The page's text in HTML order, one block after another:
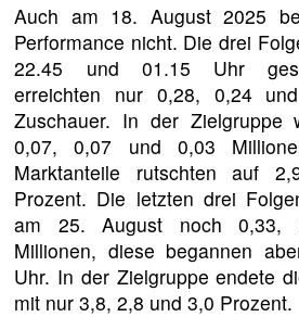
Auch am 18. August 2025
Performance nicht. Die drei
22.45 und 01.15 Uhr
erreichten nur 0,28, 0,24
Zuschauer. In der Zielgruppe
0,07, 0,07 und 0,03
Marktanteile rutschten auf
Prozent. Die letzten drei
am 25. August noch 0,33,
Millionen, diese begannen
Uhr. In der Zielgruppe endete
mit nur 3,8, 2,8 und 3,0 Prozent.